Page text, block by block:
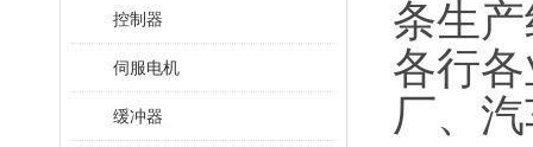
控制器
伺服电机
缓冲器
条生
各行
厂、